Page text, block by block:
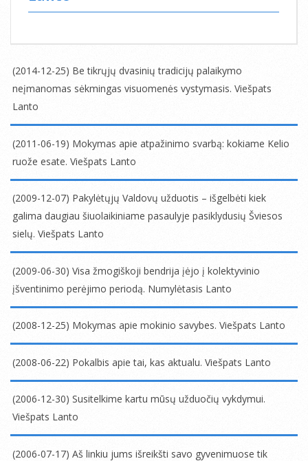
(2014-12-25) Be tikrųjų dvasinių tradicijų palaikymo
neįmanomas sėkmingas visuomenės vystymasis. Viešpats
Lanto
2014-
12-
25
(2011-06-19) Mokymas apie atpažinimo svarbą: kokiame Kelio
ruože esate. Viešpats Lanto
2011-
06-
19
(2009-12-07) Pakylėtųjų Valdovų užduotis – išgelbėti kiek
galima daugiau šiuolaikiniame pasaulyje pasiklydusių Šviesos
sielų. Viešpats Lanto
2009-
12-
07
(2009-06-30) Visa žmogiškoji bendrija įėjo į kolektyvinio
įšventinimo perėjimo periodą. Numylėtasis Lanto
2009-
06-
30
(2008-12-25) Mokymas apie mokinio savybes. Viešpats Lanto
2008-
12-
25
(2008-06-22) Pokalbis apie tai, kas aktualu. Viešpats Lanto
2008-
06-
22
(2006-12-30) Susitelkime kartu mūsų užduočių vykdymui.
Viešpats Lanto
2006-
12-
(2006-07-17) Aš linkiu jums išreikšti savo gyvenimuose tik